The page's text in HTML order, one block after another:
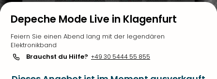
Depeche Mode Live in Klagenfurt
Feiern Sie einen Abend lang mit der legendären
Elektronikband
Brauchst du Hilfe? +49 30 5444 55 855